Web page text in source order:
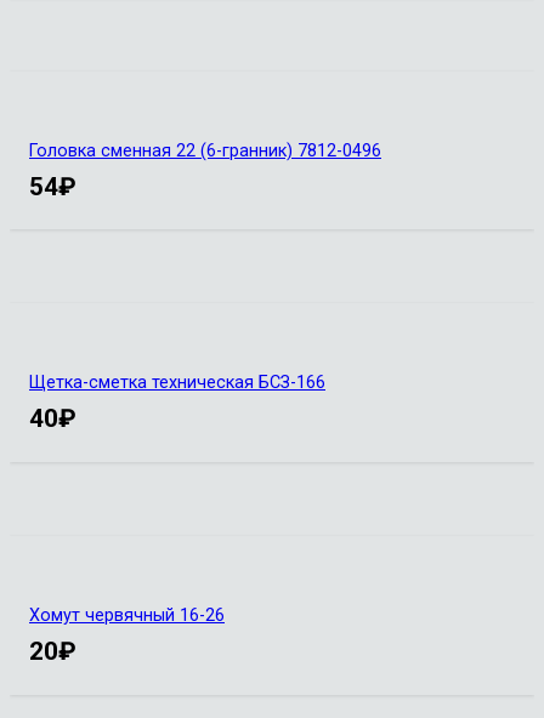
Головка сменная 22 (6-гранник) 7812-0496
54₽
Щетка-сметка техническая БСЗ-166
40₽
Хомут червячный 16-26
20₽